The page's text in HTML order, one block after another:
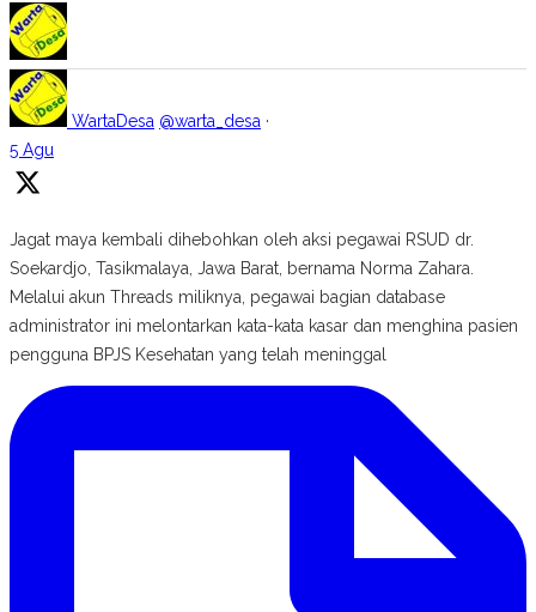
WartaDesa @warta_desa ·
5 Agu
Jagat maya kembali dihebohkan oleh aksi pegawai RSUD dr.
Soekardjo, Tasikmalaya, Jawa Barat, bernama Norma Zahara.
Melalui akun Threads miliknya, pegawai bagian database
administrator ini melontarkan kata-kata kasar dan menghina pasien
pengguna BPJS Kesehatan yang telah meninggal